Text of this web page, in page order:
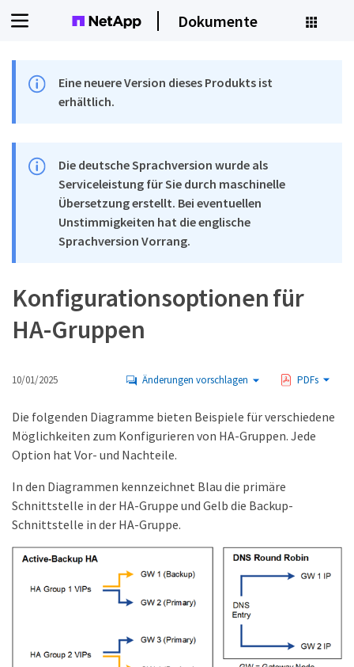
Dokumente
Eine neuere Version dieses Produkts ist
erhältlich.
Die deutsche Sprachversion wurde als
Serviceleistung für Sie durch maschinelle
Übersetzung erstellt. Bei eventuellen
Unstimmigkeiten hat die englische
Sprachversion Vorrang.
Konfigurationsoptionen für
HA-Gruppen
10/01/2025 Änderungen vorschlagen PDFs
Die folgenden Diagramme bieten Beispiele für verschiedene
Möglichkeiten zum Konfigurieren von HA-Gruppen. Jede
Option hat Vor- und Nachteile.
In den Diagrammen kennzeichnet Blau die primäre
Schnittstelle in der HA-Gruppe und Gelb die Backup-
Schnittstelle in der HA-Gruppe.